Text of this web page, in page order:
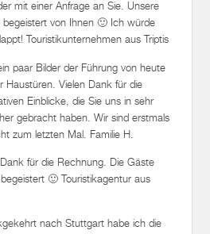
mit einer Anfrage an Sie. Unsere
von Ihnen 🙂 Ich würde
Touristikunternehmen aus Triptis
paar Bilder der Führung von heute
Haustüren. Vielen Dank für die
Einblicke, die Sie uns in sehr
gebracht haben. Wir sind erstmals
zum letzten Mal. Familie H.
für die Rechnung. Die Gäste
🙂 Touristikagentur aus
nach Stuttgart habe ich die